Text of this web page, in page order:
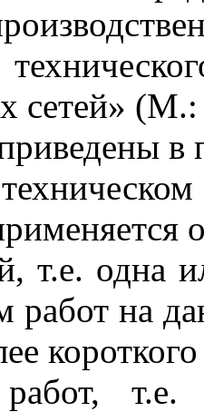
сетей»
в
т.е. одна
работ на
т.е.